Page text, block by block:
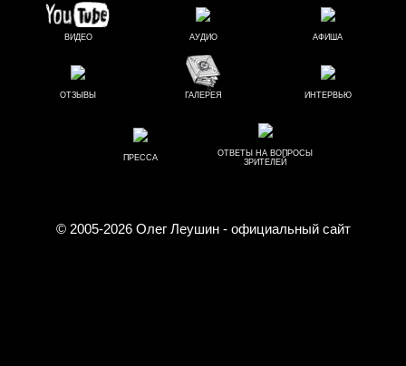
ВИДЕО АУДИО АФИША
ОТЗЫВЫ ГАЛЕРЕЯ ИНТЕРВЬЮ
ПРЕССА
ОТВЕТЫ НА ВОПРОСЫ
ЗРИТЕЛЕЙ
© 2005-2026 Олег Леушин- официальный сайт